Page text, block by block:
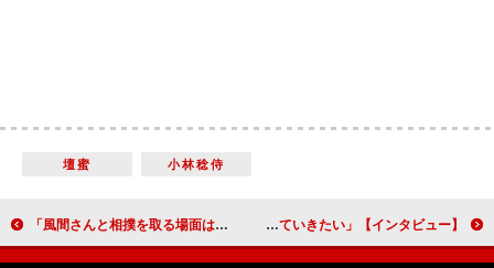
壇蜜 小林稔侍
「風間さんと相撲を取る場面は、子どもに返ったようで楽しかったです」平田満（大久保次右衛門）【「西郷どん」インタビュー】 【インタビュー】パラリンピックドキュメンタリーシリーズ「ＷＨＯ Ｉ ＡＭ」ナビゲーター・西島秀俊「未来を信じる生き方、明るさを、自分も家族に伝えていきたい」